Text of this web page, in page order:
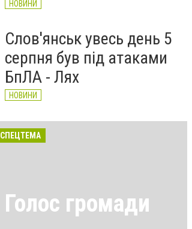
НОВИНИ
Слов'янськ увесь день 5
серпня був під атаками
БпЛА - Лях
НОВИНИ
СПЕЦТЕМА
Голос громади